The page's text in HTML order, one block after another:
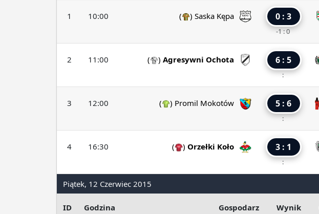
1 10:00 ( ) Saska Kępa 0 : 3
-1 : 0
2 11:00 ( ) Agresywni Ochota 6 : 5
:
3 12:00 ( ) Promil Mokotów 5 : 6
:
4 16:30 ( ) Orzełki Koło 3 : 1
:
Piątek, 12 Czerwiec 2015
ID Godzina Gospodarz Wynik